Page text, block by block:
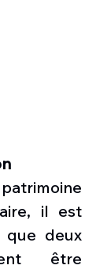
il est
que deux
être